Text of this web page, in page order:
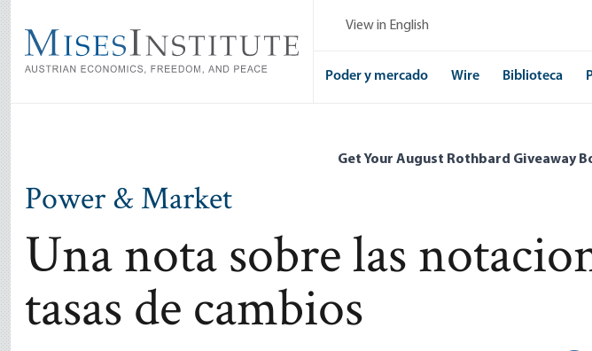
main
content
View in English
Poder y mercado Wire Biblioteca
Get Your August Rothbard Giveaway
Power & Market
Una nota sobre las
tasas de cambios